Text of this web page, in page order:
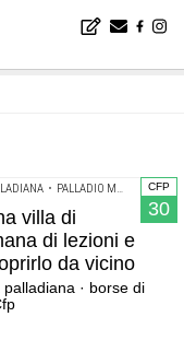
CFP
30
• PALLADIO MUSEUM
villa di
di lezioni e
da vicino
· borse di